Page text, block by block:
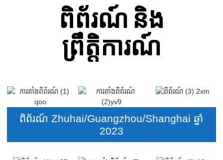
ពិព័រណ៍ និង
ព្រឹត្តិការណ៍
ពិព័រណ៍ Zhuhai/Guangzhou/Shanghai ឆ្នាំ
2023